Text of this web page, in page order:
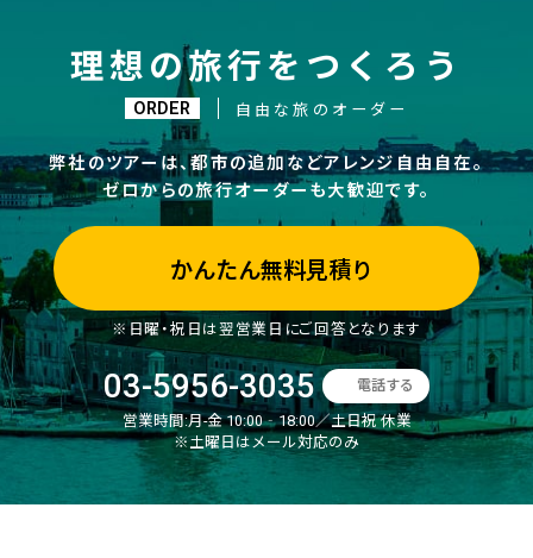
理想の旅行をつくろう
ORDER 自由な旅のオーダー
弊社のツアーは、都市の追加などアレンジ自由自在。
ゼロからの旅行オーダーも大歓迎です。
かんたん無料見積り
※日曜・祝日は翌営業日にご回答となります
03-5956-3035 電話する
営業時間:月-金 10:00‐18:00／土日祝 休業
※土曜日はメール対応のみ